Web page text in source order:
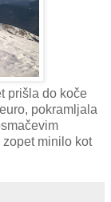
prišla do koče
pokramljala
minilo kot